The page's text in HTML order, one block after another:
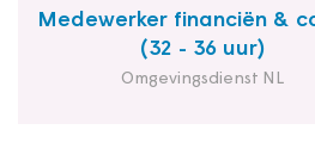
Medewerker financiën &
(32 - 36 uur)
Omgevingsdienst NL